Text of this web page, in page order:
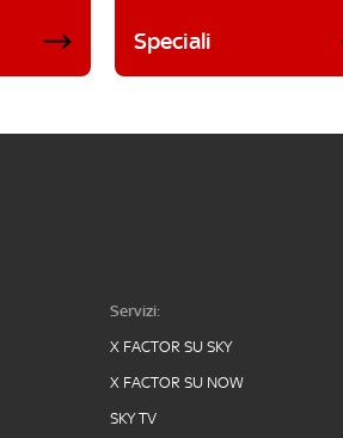
Speciali
Servizi:
X FACTOR SU SKY
X FACTOR SU NOW
SKY TV